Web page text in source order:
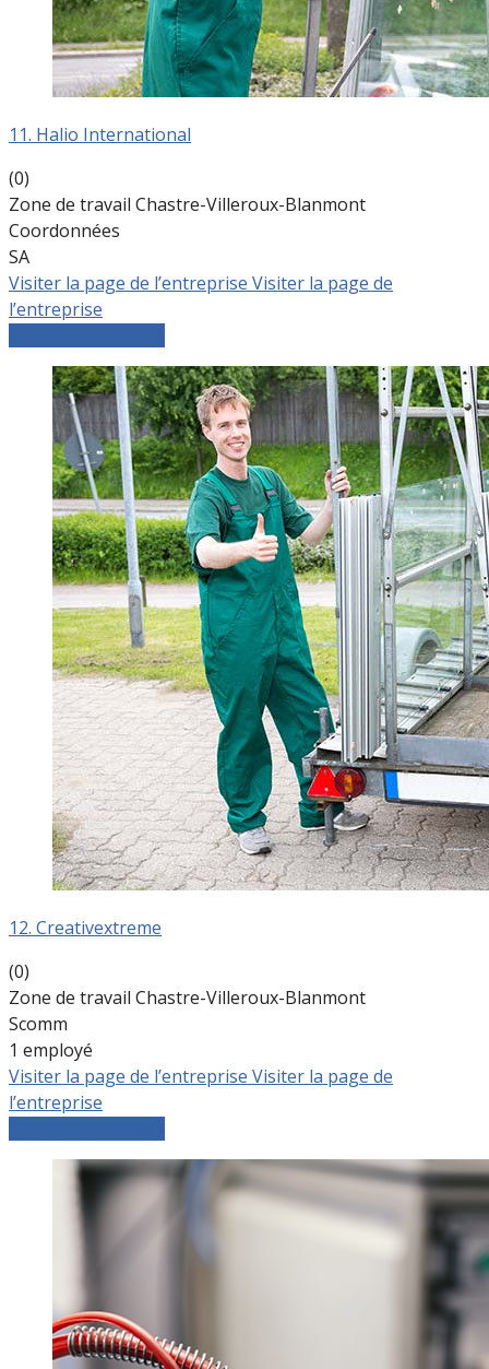
11. Halio International
(0)
Zone de travail Chastre-Villeroux-Blanmont
Coordonnées
SA
Visiter la page de l’entreprise Visiter la page de
l’entreprise
12. Creativextreme
(0)
Zone de travail Chastre-Villeroux-Blanmont
Scomm
1 employé
Visiter la page de l’entreprise Visiter la page de
l’entreprise